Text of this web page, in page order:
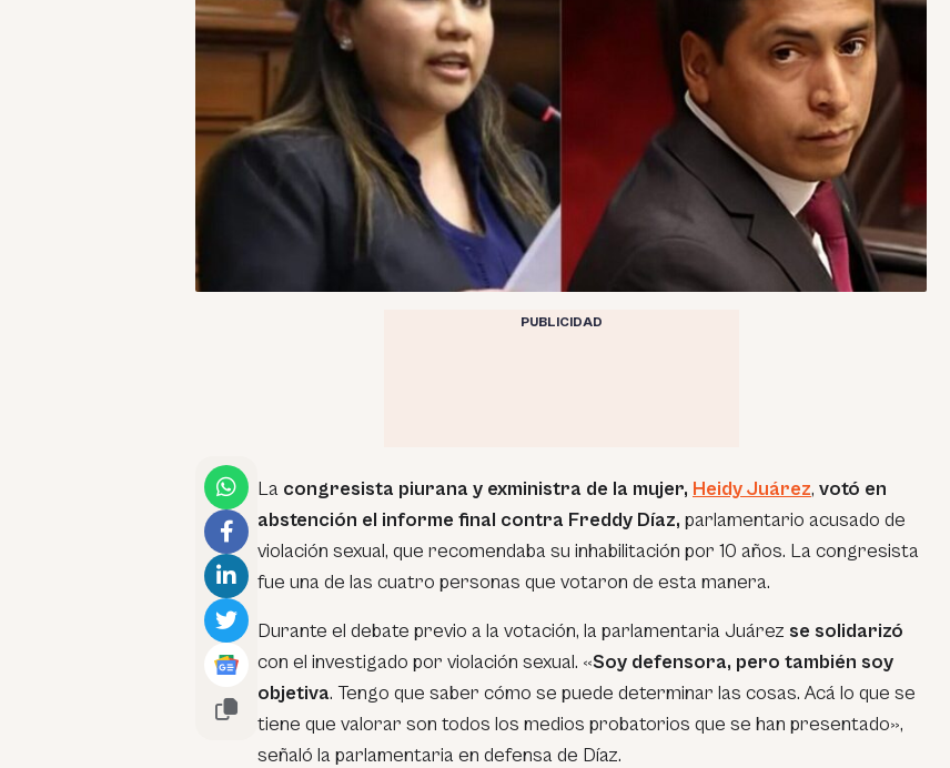
PUBLICIDAD
La congresista piurana y exministra de la mujer, Heidy Juárez, votó en
abstención el informe final contra Freddy Díaz, parlamentario acusado de
violación sexual, que recomendaba su inhabilitación por 10 años. La congresista
fue una de las cuatro personas que votaron de esta manera.
Durante el debate previo a la votación, la parlamentaria Juárez se solidarizó
con el investigado por violación sexual. «Soy defensora, pero también soy
objetiva. Tengo que saber cómo se puede determinar las cosas. Acá lo que se
tiene que valorar son todos los medios probatorios que se han presentado»,
señaló la parlamentaria en defensa de Díaz.